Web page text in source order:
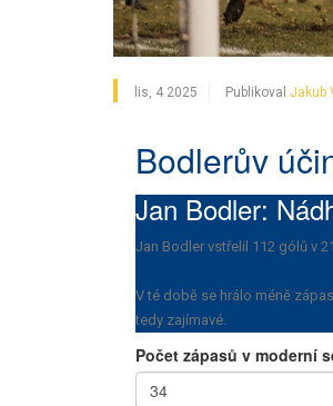
lis, 4 2025 Publikoval Jakub
Bodlerův
Jan Bodler:
Jan Bodler vstřelil 112 gólů v
V té době se hrálo méně
tedy zajímavé.
Počet zápasů v moderní